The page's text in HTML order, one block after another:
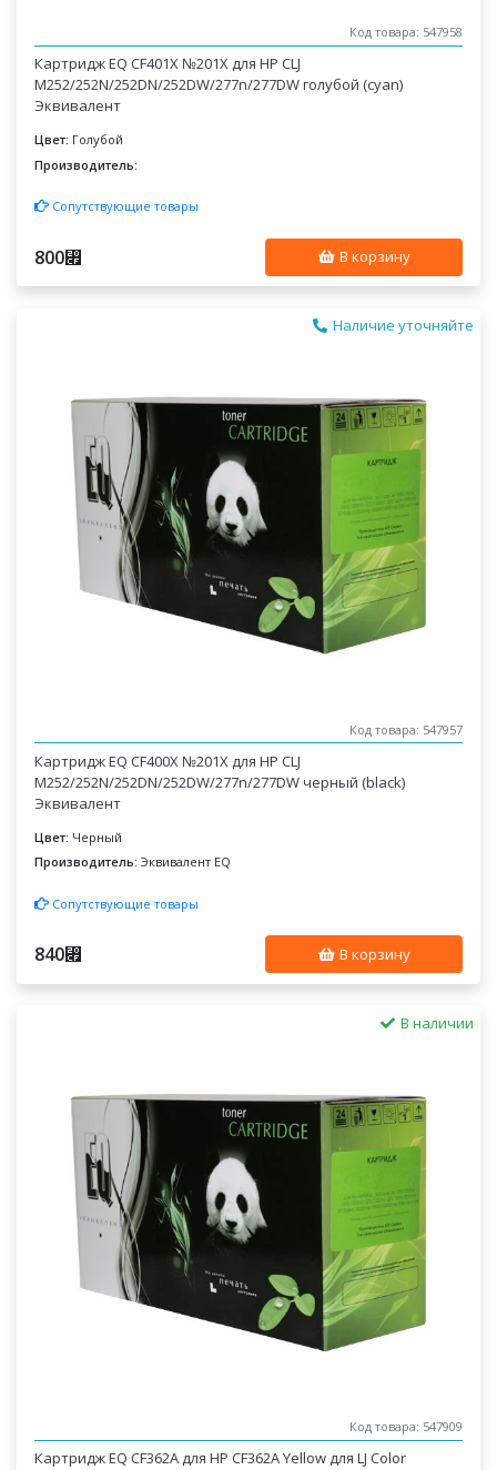
Код товара: 547958
Картридж EQ CF401X №201X для HP CLJ
M252/252N/252DN/252DW/277n/277DW голубой (cyan)
Эквивалент
Цвет: Голубой
Производитель:
Сопутствующие товары
800⃏ В корзину
Наличие уточняйте
Код товара: 547957
Картридж EQ CF400X №201X для HP CLJ
M252/252N/252DN/252DW/277n/277DW черный (black)
Эквивалент
Цвет: Черный
Производитель: Эквивалент EQ
Сопутствующие товары
840⃏ В корзину
В наличии
Код товара: 547909
Картридж EQ CF362A для НР CF362A Yellow для LJ Color